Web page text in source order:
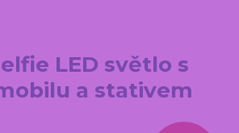
LED světlo s
a stativem